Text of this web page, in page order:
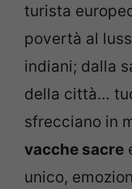
turista
povertà al
indiani; dalla
della città…
sfrecciano in
vacche sacre
unico,